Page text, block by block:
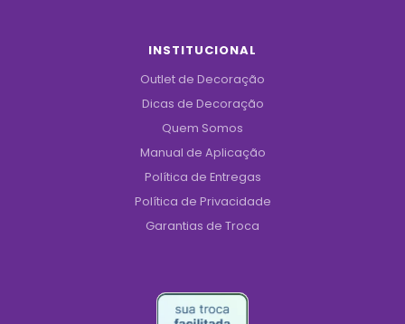
INSTITUCIONAL
Outlet de Decoração
Dicas de Decoração
Quem Somos
Manual de Aplicação
Política de Entregas
Política de Privacidade
Garantias de Troca